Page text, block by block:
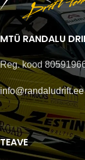
MTÜ RANDALU
Reg. kood
info@randaludrift.ee
TEAVE